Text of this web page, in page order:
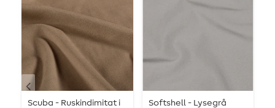
Scuba - Ruskindimitat i
Softshell - Lysegrå